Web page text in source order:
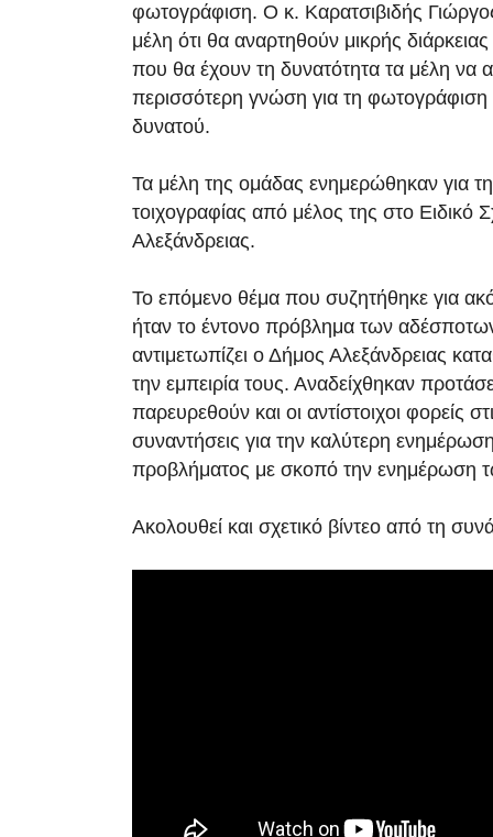
φωτογράφιση. Ο κ. Καρατσιβιδής
μέλη ότι θα αναρτηθούν μικρής
που θα έχουν τη δυνατότητα τα μέλη να
περισσότερη γνώση για τη φωτογράφιση
δυνατού.
Τα μέλη της ομάδας ενημερώθηκαν για
τοιχογραφίας από μέλος της στο Ειδικό
Αλεξάνδρειας.
Το επόμενο θέμα που συζητήθηκε για
ήταν το έντονο πρόβλημα των
αντιμετωπίζει ο Δήμος Αλεξάνδρειας
την εμπειρία τους. Αναδείχθηκαν
παρευρεθούν και οι αντίστοιχοι φορείς
συναντήσεις για την καλύτερη
προβλήματος με σκοπό την ενημέρωση
Ακολουθεί και σχετικό βίντεο από τη